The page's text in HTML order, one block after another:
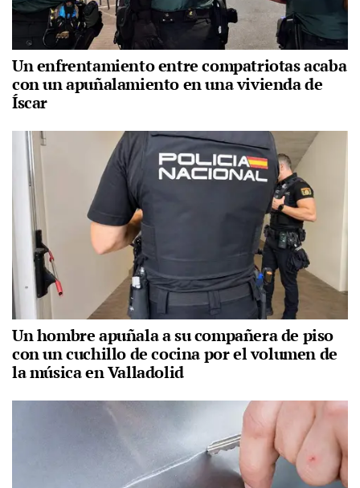
Un enfrentamiento entre compatriotas acaba
con un apuñalamiento en una vivienda de
Íscar
Un hombre apuñala a su compañera de piso
con un cuchillo de cocina por el volumen de
la música en Valladolid